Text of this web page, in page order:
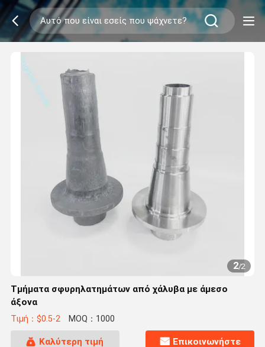
2/2
Τμήματα σφυρηλατημάτων από χάλυβα με άμεσο
άξονα
Τιμή：$0.5-2 MOQ：1000
Καλύτερη τιμή Επικοινωνήστε